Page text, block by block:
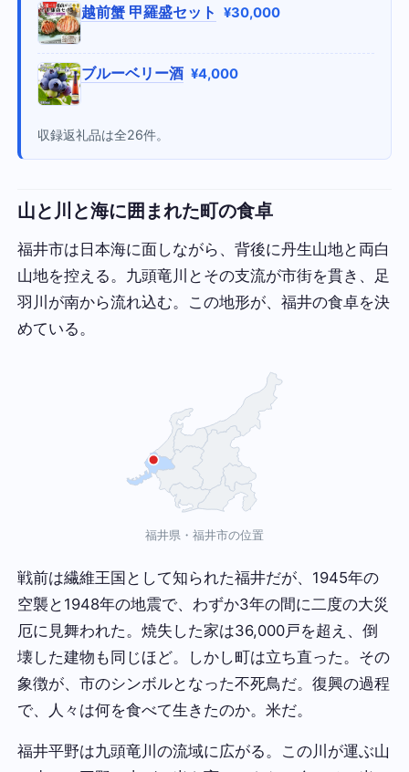
越前蟹 甲羅盛セット ¥30,000
ブルーベリー酒 ¥4,000
収録返礼品は全26件。
山と川と海に囲まれた町の食卓
福井市は日本海に面しながら、背後に丹生山地と両白
山地を控える。九頭竜川とその支流が市街を貫き、足
羽川が南から流れ込む。この地形が、福井の食卓を決
めている。
福井県・福井市の位置
戦前は繊維王国として知られた福井だが、1945年の
空襲と1948年の地震で、わずか3年の間に二度の大災
厄に見舞われた。焼失した家は36,000戸を超え、倒
壊した建物も同じほど。しかし町は立ち直った。その
象徴が、市のシンボルとなった不死鳥だ。復興の過程
で、人々は何を食べて生きたのか。米だ。
福井平野は九頭竜川の流域に広がる。この川が運ぶ山